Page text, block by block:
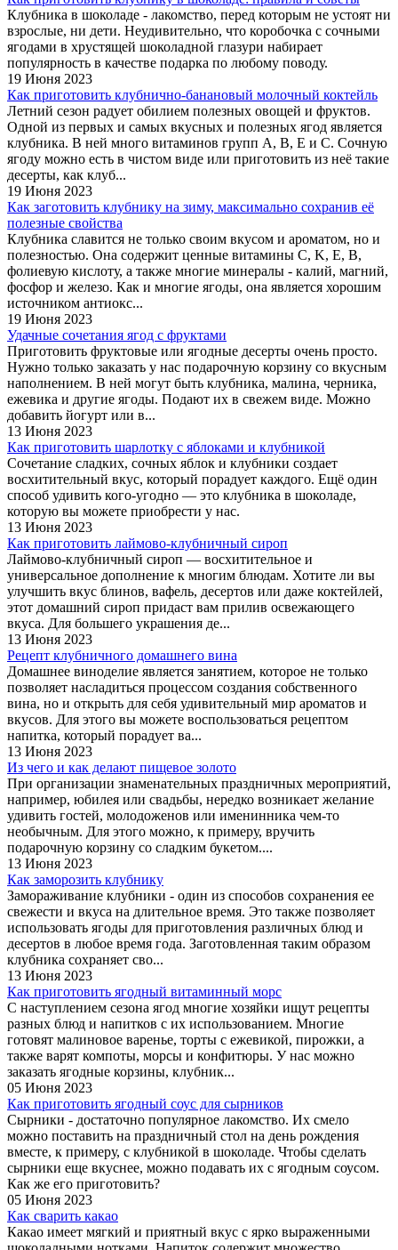
Клубника в шоколаде - лакомство, перед которым не устоят ни
взрослые, ни дети. Неудивительно, что коробочка с сочными
ягодами в хрустящей шоколадной глазури набирает
популярность в качестве подарка по любому поводу.
19 Июня 2023
Как приготовить клубнично-банановый молочный коктейль
Летний сезон радует обилием полезных овощей и фруктов.
Одной из первых и самых вкусных и полезных ягод является
клубника. В ней много витаминов групп А, В, Е и С. Сочную
ягоду можно есть в чистом виде или приготовить из неё такие
десерты, как клуб...
19 Июня 2023
Как заготовить клубнику на зиму, максимально сохранив её
полезные свойства
Клубника славится не только своим вкусом и ароматом, но и
полезностью. Она содержит ценные витамины C, K, E, B,
фолиевую кислоту, а также многие минералы - калий, магний,
фосфор и железо. Как и многие ягоды, она является хорошим
источником антиокс...
19 Июня 2023
Удачные сочетания ягод с фруктами
Приготовить фруктовые или ягодные десерты очень просто.
Нужно только заказать у нас подарочную корзину со вкусным
наполнением. В ней могут быть клубника, малина, черника,
ежевика и другие ягоды. Подают их в свежем виде. Можно
добавить йогурт или в...
13 Июня 2023
Как приготовить шарлотку с яблоками и клубникой
Сочетание сладких, сочных яблок и клубники создает
восхитительный вкус, который порадует каждого. Ещё один
способ удивить кого-угодно — это клубника в шоколаде,
которую вы можете приобрести у нас.
13 Июня 2023
Как приготовить лаймово-клубничный сироп
Лаймово-клубничный сироп — восхитительное и
универсальное дополнение к многим блюдам. Хотите ли вы
улучшить вкус блинов, вафель, десертов или даже коктейлей,
этот домашний сироп придаст вам прилив освежающего
вкуса. Для большего украшения де...
13 Июня 2023
Рецепт клубничного домашнего вина
Домашнее виноделие является занятием, которое не только
позволяет насладиться процессом создания собственного
вина, но и открыть для себя удивительный мир ароматов и
вкусов. Для этого вы можете воспользоваться рецептом
напитка, который порадует ва...
13 Июня 2023
Из чего и как делают пищевое золото
При организации знаменательных праздничных мероприятий,
например, юбилея или свадьбы, нередко возникает желание
удивить гостей, молодоженов или именинника чем-то
необычным. Для этого можно, к примеру, вручить
подарочную корзину со сладким букетом....
13 Июня 2023
Как заморозить клубнику
Замораживание клубники - один из способов сохранения ее
свежести и вкуса на длительное время. Это также позволяет
использовать ягоды для приготовления различных блюд и
десертов в любое время года. Заготовленная таким образом
клубника сохраняет сво...
13 Июня 2023
Как приготовить ягодный витаминный морс
С наступлением сезона ягод многие хозяйки ищут рецепты
разных блюд и напитков с их использованием. Многие
готовят малиновое варенье, торты с ежевикой, пирожки, а
также варят компоты, морсы и конфитюры. У нас можно
заказать ягодные корзины, клубник...
05 Июня 2023
Как приготовить ягодный соус для сырников
Сырники - достаточно популярное лакомство. Их смело
можно поставить на праздничный стол на день рождения
вместе, к примеру, с клубникой в шоколаде. Чтобы сделать
сырники еще вкуснее, можно подавать их с ягодным соусом.
Как же его приготовить?
05 Июня 2023
Как сварить какао
Какао имеет мягкий и приятный вкус с ярко выраженными